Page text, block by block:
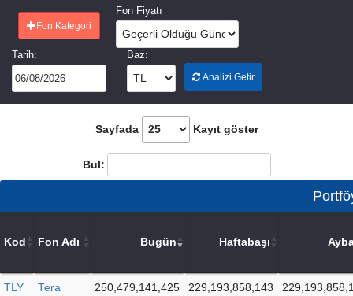
Fon Kategori
Fon Fiyatı
Tarih: Baz:
Analizi Getir
Sayfada Kayıt göster
Bul:
Kod Fon Adı Bugün Haftabaşı
TLY
Tera
250,479,141,425 229,193,858,143